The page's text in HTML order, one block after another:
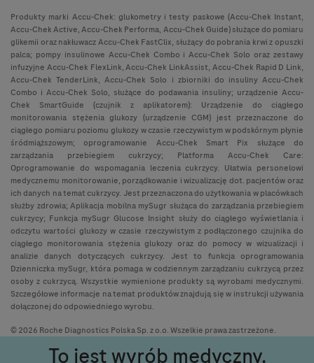
Produkty marki Accu-Chek: glukometry i testy paskowe (Accu-Chek Instant,
Accu-Chek Active, Accu-Chek Performa, Accu-Chek Guide) służące do pomiaru
glikemii oraz nakłuwacz Accu-Chek FastClix, służący do pobrania krwi z opuszki
palca; pompy insulinowe Accu-Chek Combo i Accu-Chek Solo oraz zestawy
infuzyjne Accu-Chek FlexLink, Accu-Chek LinkAssist, Accu-Chek Rapid D Link,
Accu-Chek TenderLink, Accu-Chek Solo i zbiorniki do insuliny Accu-Chek
Combo i Accu-Chek Solo, służące do podawania insuliny; urządzenie Accu-
Chek SmartGuide (czujnik z aplikatorem): Urządzenie do ciągłego
monitorowania stężenia glukozy (urządzenie CGM) jest przeznaczone do
ciągłego pomiaru poziomu glukozy w czasie rzeczywistym w podskórnym płynie
śródmiąższowym; oprogramowanie Accu-Chek Smart Pix służące do
zarządzania przebiegiem cukrzycy; Platforma Accu-Chek Care:
Oprogramowanie do wspomagania leczenia cukrzycy. Ułatwia personelowi
medycznemu monitorowanie, porządkowanie i wizualizację dot. pacjentów oraz
ich danych na temat cukrzycy. Jest przeznaczona do użytkowania w placówkach
służby zdrowia; Aplikacja mobilna mySugr służąca do zarządzania przebiegiem
cukrzycy; Funkcja mySugr Glucose Insight służy do ciągłego wyświetlania i
odczytu wartości glukozy w czasie rzeczywistym z podłączonego czujnika do
ciągłego monitorowania stężenia glukozy oraz do pomocy w wizualizacji i
analizie danych dotyczących cukrzycy. Jest to funkcja oprogramowania
Dzienniczka mySugr, która pomaga w codziennym zarządzaniu cukrzycą przez
osoby z cukrzycą. Wszystkie wymienione produkty są wyrobami medycznymi.
Szczegółowe informacje na temat produktów znajdują się w instrukcji używania
dołączonej do odpowiedniego wyrobu.
© 2026 Roche Diagnostics Polska Sp. z o.o. Wszelkie prawa zastrzeżone.
To jest wyrób medyczny.